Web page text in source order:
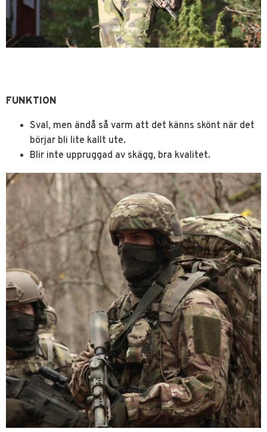
FUNKTION
Sval, men ändå så varm att det känns skönt när det
börjar bli lite kallt ute.
Blir inte uppruggad av skägg, bra kvalitet.